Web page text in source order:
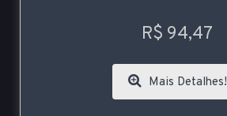
R$ 94,47
Mais Detalhes!